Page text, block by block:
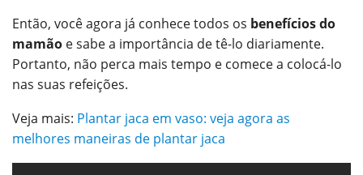
Então, você agora já conhece todos os benefícios do
mamão e sabe a importância de tê-lo diariamente.
Portanto, não perca mais tempo e comece a colocá-lo
nas suas refeições.
Veja mais: Plantar jaca em vaso: veja agora as
melhores maneiras de plantar jaca